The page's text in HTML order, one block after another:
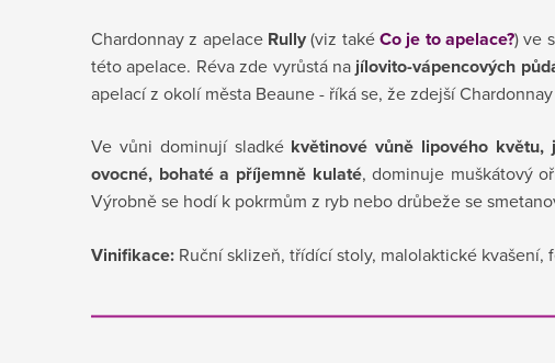
Chardonnay z apelace Rully(viz takéCo je to apelace?) ve
této apelace. Réva zde vyrůstá najílovito-vápencových
apelací z okolí města Beaune - říká se, že zdejší
Ve vůni dominují sladké květinové vůně lipového
ovocné, bohaté a příjemně kulaté, dominuje muškátový
Výrobně se hodí k pokrmům z ryb nebo drůbeže se
Vinifikace: Ruční sklizeň, třídící stoly, malolaktické